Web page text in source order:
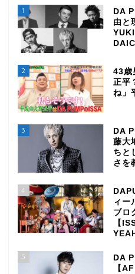
1
DA
由と
2
43歳
正平
ね」
3
DA
藤大
ちと
さを
4
ィー
ブロ
【
5
DA
【